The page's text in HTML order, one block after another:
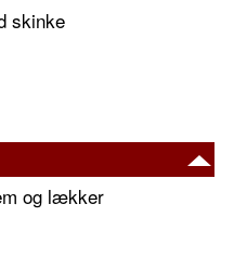
skinke
og lækker